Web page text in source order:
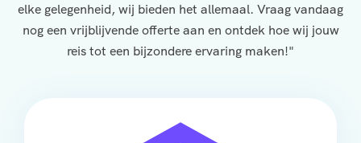
elke gelegenheid, wij bieden het allemaal. Vraag vandaag
nog een vrijblijvende offerte aan en ontdek hoe wij jouw
reis tot een bijzondere ervaring maken!"